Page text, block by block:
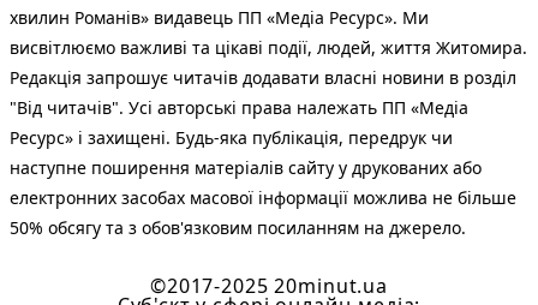
хвилин Романів» видавець ПП «Медіа Ресурс». Ми
висвітлюємо важливі та цікаві події, людей, життя Житомира.
Редакція запрошує читачів додавати власні новини в розділ
"Від читачів". Усі авторські права належать ПП «Медіа
Ресурс» і захищені. Будь-яка публiкацiя, передрук чи
наступне поширення матеріалів сайту у друкованих або
електронних засобах масової інформації можлива не більше
50% обсягу та з обов'язковим посиланням на джерело.
©2017-2025 20minut.ua